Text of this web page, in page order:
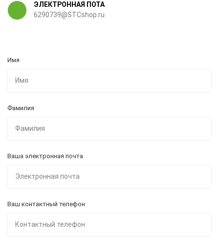
ЭЛЕКТРОННАЯ ПОТА
6290739@STCshop.ru
Имя
Фамилия
Ваша электронная почта
Ваш контактный телефон